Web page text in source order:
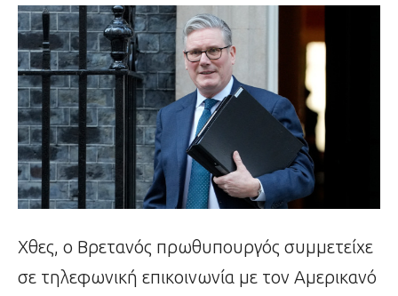
Χθες, ο Βρετανός πρωθυπουργός συμμετείχε
σε τηλεφωνική επικοινωνία με τον Αμερικανό